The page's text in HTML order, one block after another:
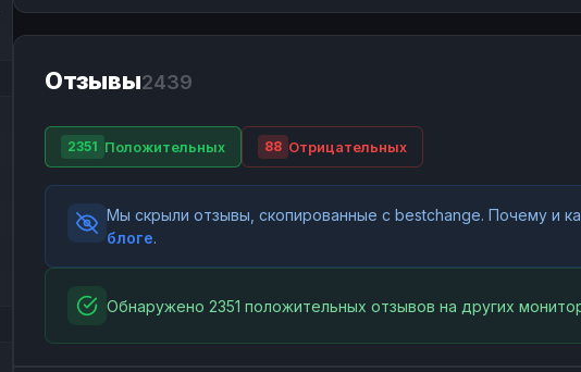
Отзывы2439
2351 Положительных 88 Отрицательных
Мы скрыли отзывы, скопированные с bestchange. Почему и
блоге.
Обнаружено 2351 положительных отзывов на других